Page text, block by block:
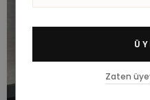
Zaten